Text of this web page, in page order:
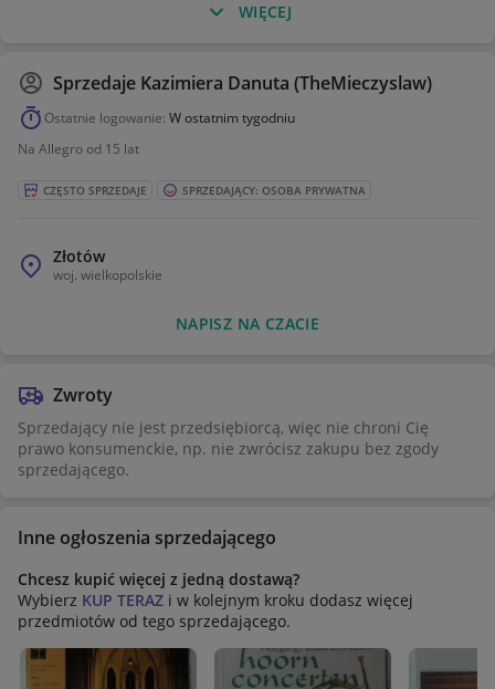
WIĘCEJ
Sprzedaje Kazimiera Danuta (TheMieczyslaw)
Ostatnie logowanie: W ostatnim tygodniu
Na Allegro od 15 lat
CZĘSTO SPRZEDAJE SPRZEDAJĄCY: OSOBA PRYWATNA
Złotów
woj. wielkopolskie
NAPISZ NA CZACIE
Zwroty
Sprzedający nie jest przedsiębiorcą, więc nie chroni Cię
prawo konsumenckie, np. nie zwrócisz zakupu bez zgody
sprzedającego.
Inne ogłoszenia sprzedającego
Chcesz kupić więcej z jedną dostawą?
Wybierz KUP TERAZ i w kolejnym kroku dodasz więcej
przedmiotów od tego sprzedającego.